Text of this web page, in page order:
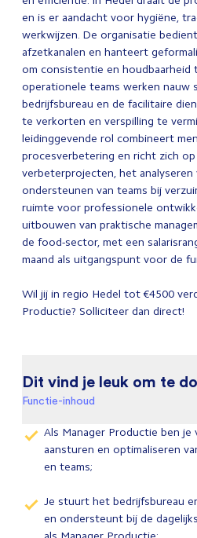
en is er aandacht voor hygiëne,
werkwijzen. De organisatie
afzetkanalen en hanteert
om consistentie en houdbaarheid
operationele teams werken nauw
bedrijfsbureau en de facilitaire
te verkorten en verspilling te
leidinggevende rol combineert
procesverbetering en richt zich
verbeterprojecten, het analyseren
ondersteunen van teams bij
ruimte voor professionele
uitbouwen van praktische
de food-sector, met een
maand als uitgangspunt voor de
Wil jij in regio Hedel tot €4500
Productie? Solliciteer dan direct!
Dit vind je leuk om te
Functie-inhoud
Als Manager Productie ben
aansturen en optimaliseren
en teams;
Je stuurt het bedrijfsbureau
en ondersteunt bij de